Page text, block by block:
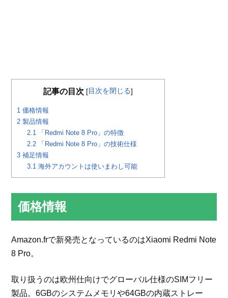
記事の目次 [目次を閉じる]
1 価格情報
2 製品情報
2.1 「Redmi Note 8 Pro」の特徴
2.2 「Redmi Note 8 Pro」の技術仕様
3 補足情報
3.1 海外アカウントは使いまわし可能
価格情報
Amazon.frで新発売となっているのはXiaomi Redmi Note
8 Pro。
取り扱うのは欧州仕向けでグローバル仕様のSIMフリー
製品。6GBのシステムメモリや64GBの内蔵ストレー